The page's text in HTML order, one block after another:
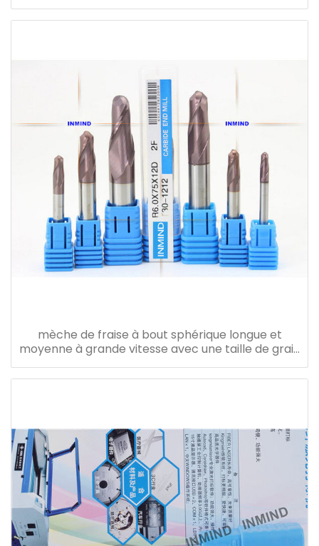
mèche de fraise à bout sphérique longue et
moyenne à grande vitesse avec une taille de grain
de 0,5 à 0,6 um